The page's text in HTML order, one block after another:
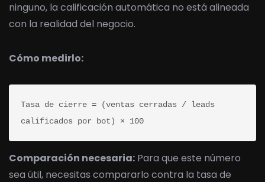
ninguno, la calificación automática no está alineada
con la realidad del negocio.
Cómo medirlo:
Tasa de cierre = (ventas cerradas / leads
calificados por bot) × 100
Comparación necesaria: Para que este número
sea útil, necesitas compararlo contra la tasa de